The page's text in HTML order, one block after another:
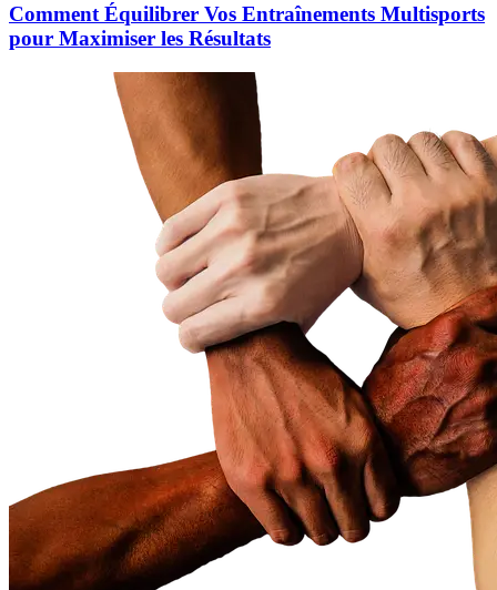
Comment Équilibrer Vos Entraînements Multisports
pour Maximiser les Résultats